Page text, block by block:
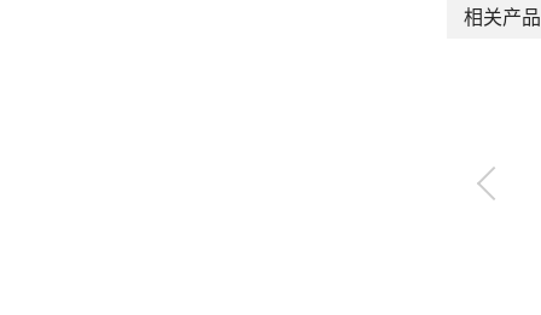
相关产品